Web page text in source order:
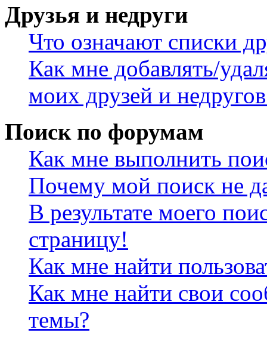
Друзья и недруги
Что означают списки
Как мне добавлять/
моих друзей и
Поиск по форумам
Как мне выполнить
Почему мой поиск не
В результате моего
страницу!
Как мне найти
Как мне найти свои
темы?